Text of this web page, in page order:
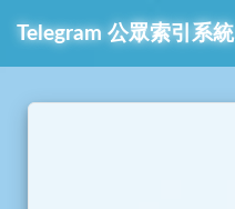
Telegram 公眾索引系統